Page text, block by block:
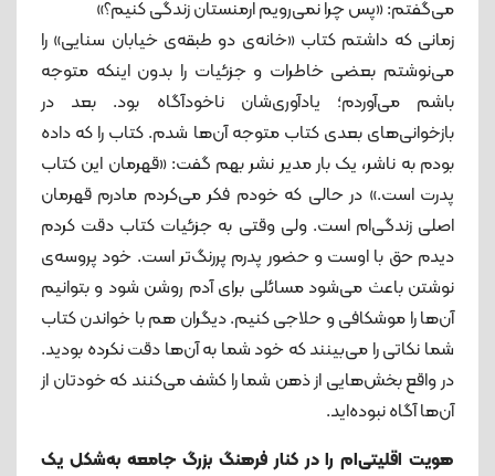
می‌گفتم: «پس چرا نمی‌رویم ارمنستان زندگی کنیم؟»
زمانی ‌که داشتم کتاب «خانه‌ی دو طبقه‌ی خیابان سنایی» را
می‌نوشتم بعضی خاطرات و جزئیات را بدون اینکه متوجه
باشم می‌آوردم؛ یادآوری‌شان ناخودآگاه بود. بعد در
بازخوانی‌های بعدی کتاب متوجه آن‌ها شدم. کتاب را که داده‌
بودم به ناشر، یک بار مدیر نشر بهم گفت:‌ «قهرمان این کتاب
پدرت است.» در حالی‌ که خودم فکر می‌کردم مادرم قهرمان
اصلی زندگی‌ام است. ولی وقتی به جزئیات کتاب دقت کردم
دیدم حق با اوست و حضور پدرم پررنگ‌تر است. خود پروسه‌ی
نوشتن باعث می‌شود مسائلی برای آدم روشن شود و بتوانیم
آن‌ها را موشکافی و حلاجی کنیم. دیگران هم با خواندن کتاب
شما نکاتی را می‌بینند که خود شما به آن‌ها دقت نکرده ‌بودید.
در واقع بخش‌هایی از ذهن شما را کشف می‌کنند که خودتان از
آن‌ها آگاه نبوده‌اید.
هویت اقلیتی‌ام را در کنار فرهنگ بزرگ جامعه به‌شکل یک